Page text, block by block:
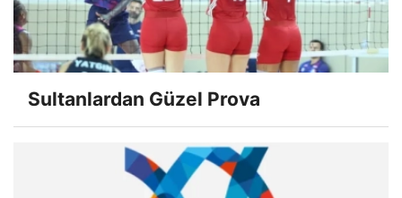
Sultanlardan Güzel Prova